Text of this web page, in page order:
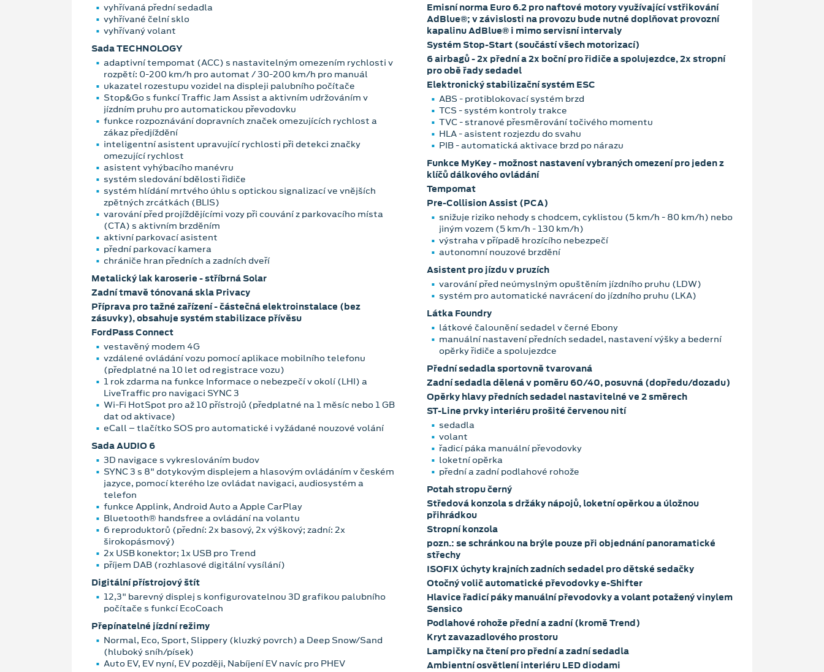
vyhřívaná přední sedadla
vyhřívané čelní sklo
vyhřívaný volant
Sada TECHNOLOGY
adaptivní tempomat (ACC) s nastavitelným omezením rychlosti v
rozpětí: 0-200 km/h pro automat / 30-200 km/h pro manuál
ukazatel rozestupu vozidel na displeji palubního počítače
Stop&Go s funkcí Traffic Jam Assist a aktivním udržováním v
jízdním pruhu pro automatickou převodovku
funkce rozpoznávání dopravních značek omezujících rychlost a
zákaz předjíždění
inteligentní asistent upravující rychlosti při detekci značky
omezující rychlost
asistent vyhýbacího manévru
systém sledování bdělosti řidiče
systém hlídání mrtvého úhlu s optickou signalizací ve vnějších
zpětných zrcátkách (BLIS)
varování před projíždějícími vozy při couvání z parkovacího místa
(CTA) s aktivním brzděním
aktivní parkovací asistent
přední parkovací kamera
chrániče hran předních a zadních dveří
Metalický lak karoserie - stříbrná Solar
Zadní tmavě tónovaná skla Privacy
Příprava pro tažné zařízení - částečná elektroinstalace (bez
zásuvky), obsahuje systém stabilizace přívěsu
FordPass Connect
vestavěný modem 4G
vzdálené ovládání vozu pomocí aplikace mobilního telefonu
(předplatné na 10 let od registrace vozu)
1 rok zdarma na funkce Informace o nebezpečí v okolí (LHI) a
LiveTraffic pro navigaci SYNC 3
Wi-Fi HotSpot pro až 10 přístrojů (předplatné na 1 měsíc nebo 1 GB
dat od aktivace)
eCall – tlačítko SOS pro automatické i vyžádané nouzové volání
Sada AUDIO 6
3D navigace s vykreslováním budov
SYNC 3 s 8" dotykovým displejem a hlasovým ovládáním v českém
jazyce, pomocí kterého lze ovládat navigaci, audiosystém a
telefon
funkce Applink, Android Auto a Apple CarPlay
Bluetooth® handsfree a ovládání na volantu
6 reproduktorů (přední: 2x basový, 2x výškový; zadní: 2x
širokopásmový)
2x USB konektor; 1x USB pro Trend
příjem DAB (rozhlasové digitální vysílání)
Digitální přístrojový štít
12,3" barevný displej s konfigurovatelnou 3D grafikou palubního
počítače s funkcí EcoCoach
Přepínatelné jízdní režimy
Normal, Eco, Sport, Slippery (kluzký povrch) a Deep Snow/Sand
(hluboký sníh/písek)
Auto EV, EV nyní, EV později, Nabíjení EV navíc pro PHEV
Emisní norma Euro 6.2 pro naftové motory využívající vstřikování
AdBlue®; v závislosti na provozu bude nutné doplňovat provozní
kapalinu AdBlue® i mimo servisní intervaly
Systém Stop-Start (součástí všech motorizací)
6 airbagů - 2x přední a 2x boční pro řidiče a spolujezdce, 2x stropní
pro obě řady sedadel
Elektronický stabilizační systém ESC
ABS - protiblokovací systém brzd
TCS - systém kontroly trakce
TVC - stranové přesměrování točivého momentu
HLA - asistent rozjezdu do svahu
PIB - automatická aktivace brzd po nárazu
Funkce MyKey - možnost nastavení vybraných omezení pro jeden z
klíčů dálkového ovládání
Tempomat
Pre-Collision Assist (PCA)
snižuje riziko nehody s chodcem, cyklistou (5 km/h - 80 km/h) nebo
jiným vozem (5 km/h - 130 km/h)
výstraha v případě hrozícího nebezpečí
autonomní nouzové brzdění
Asistent pro jízdu v pruzích
varování před neúmyslným opuštěním jízdního pruhu (LDW)
systém pro automatické navrácení do jízdního pruhu (LKA)
Látka Foundry
látkové čalounění sedadel v černé Ebony
manuální nastavení předních sedadel, nastavení výšky a bederní
opěrky řidiče a spolujezdce
Přední sedadla sportovně tvarovaná
Zadní sedadla dělená v poměru 60/40, posuvná (dopředu/dozadu)
Opěrky hlavy předních sedadel nastavitelné ve 2 směrech
ST-Line prvky interiéru prošité červenou nití
sedadla
volant
řadicí páka manuální převodovky
loketní opěrka
přední a zadní podlahové rohože
Potah stropu černý
Středová konzola s držáky nápojů, loketní opěrkou a úložnou
přihrádkou
Stropní konzola
pozn.: se schránkou na brýle pouze při objednání panoramatické
střechy
ISOFIX úchyty krajních zadních sedadel pro dětské sedačky
Otočný volič automatické převodovky e-Shifter
Hlavice řadicí páky manuální převodovky a volant potažený vinylem
Sensico
Podlahové rohože přední a zadní (kromě Trend)
Kryt zavazadlového prostoru
Lampičky na čtení pro přední a zadní sedadla
Ambientní osvětlení interiéru LED diodami